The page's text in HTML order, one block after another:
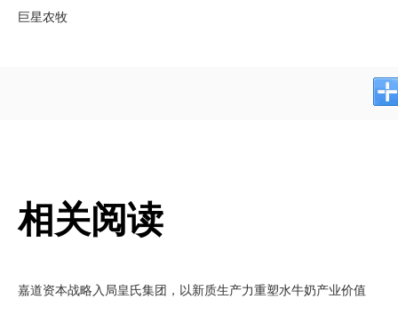
巨星农牧
相关阅读
嘉道资本战略入局皇氏集团，以新质生产力重塑水牛奶产业价值